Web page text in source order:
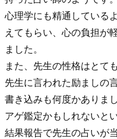
心理学にも精通している
えてもらい、心の負担が
ました。
また、先生の性格はとて
先生に言われた励ましの
書き込みも何度かありまし
アゲ鑑定かもしれないと
結果報告で先生の占いが